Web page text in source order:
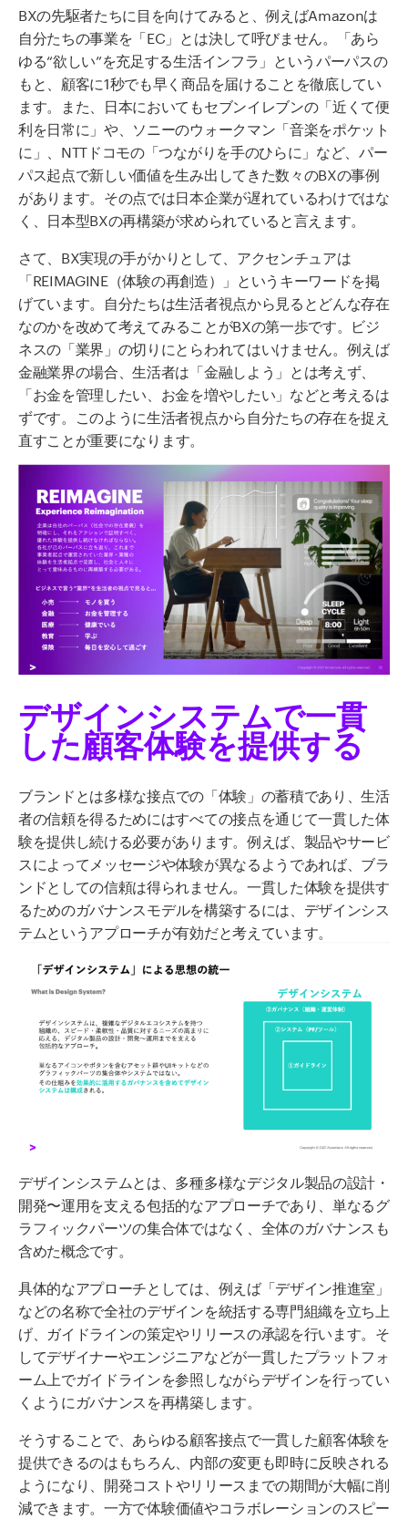
BXの先駆者たちに目を向けてみると、例えばAmazonは
自分たちの事業を「EC」とは決して呼びません。「あら
ゆる“欲しい”を充足する生活インフラ」というパーパスの
もと、顧客に1秒でも早く商品を届けることを徹底してい
ます。また、日本においてもセブンイレブンの「近くて便
利を日常に」や、ソニーのウォークマン「音楽をポケット
に」、NTTドコモの「つながりを手のひらに」など、パー
パス起点で新しい価値を生み出してきた数々のBXの事例
があります。その点では日本企業が遅れているわけではな
く、日本型BXの再構築が求められていると言えます。
さて、 BX実現の手がかりとして、 アクセンチュアは
「REIMAGINE（体験の再創造） 」という キーワードを掲
げています
自分たちは生活者視点から見るとどんな存在
なのかを改めて考え てみる ことがBXの第一歩です。
ビジ
ネスの「業界」 の切り にとらわれてはいけません。 例えば
金融業界の場合、生活者は「金融しよう」とは考えず、
「お金を管理したい 、お金を増やしたい 」 などと考えるは
ずです。このように生活者視点から自分たちの存在を捉え
直すことが重要になります
デザインシステムで一貫
した顧客体験を提供する
ブランドとは多様な接点での「体験 」 の蓄積であり、生活
者の信頼を得るためにはすべての接点を通じて一貫した体
験を提供し続ける必要があります。 例えば、製品やサービ
スによってメッセージや体験が異なるようであれば、ブラ
ンドとしての信頼は得られません。一貫した体験を提供す
るためのガバナンスモデルを構築するには、 デザインシス
テムというアプローチが有効だと考えています。
デザインシステムとは、多種多様なデジタル製品の設計・
開発〜運用を支える包括的なアプローチであり、単なるグ
ラフィックパーツの集合体ではなく、全体のガバナンスも
含めた概念です。
具体的なアプローチとしては、例えば「デザイン推進室」
などの名称で全社のデザインを統括する専門組織を立ち上
げ、ガイドラインの策定やリリースの承認を行います。そ
してデザイナーやエンジニアなどが一貫したプラットフォ
ーム上でガイドラインを参照しながらデザインを行ってい
くようにガバナンスを再構築します。
そうすることで、 あらゆる顧客接点で一貫した顧客体験を
提供できるのはもちろん、内部の変更も即時に反映される
ようになり
開発コストやリリースまでの期間が大幅に削
減できます 。一方で体験価値やコラボレーションのスピー